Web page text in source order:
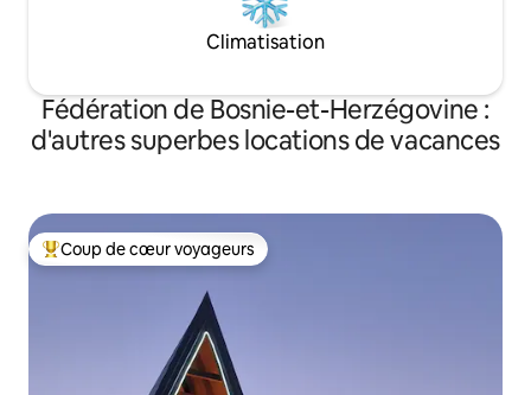
Climatisation
Fédération de Bosnie-et-Herzégovine :
d'autres superbes locations de vacances
Coups de cœur voyageurs les plus appréciés
Coup de cœur voyageurs